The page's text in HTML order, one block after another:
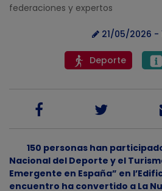
federaciones y expertos
21/05/2026 -
Deporte
150 personas han
Nacional del Deporte y el
Emergente en España” en
encuentro ha convertido a La